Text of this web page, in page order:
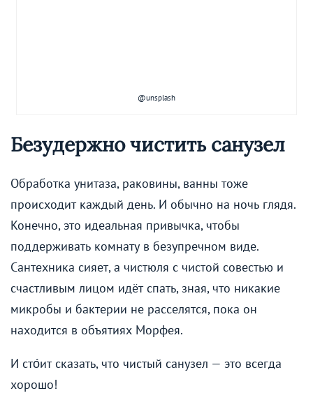
@unsplash
Безудержно чистить санузел
Обработка унитаза, раковины, ванны тоже
происходит каждый день. И обычно на ночь глядя.
Конечно, это идеальная привычка, чтобы
поддерживать комнату в безупречном виде.
Сантехника сияет, а чистюля с чистой совестью и
счастливым лицом идёт спать, зная, что никакие
микробы и бактерии не расселятся, пока он
находится в объятиях Морфея.
И сто́ит сказать, что чистый санузел — это всегда
хорошо!